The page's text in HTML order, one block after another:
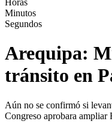
Horas
Minutos
Segundos
Arequipa:
tránsito en
Aún no se confirmó si
Congreso aprobara ampliar